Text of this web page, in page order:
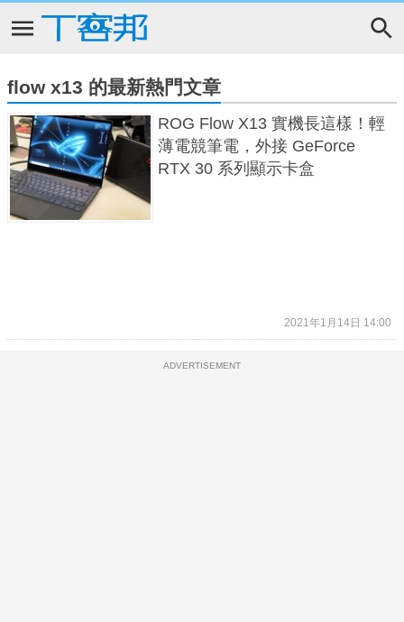
flow x13 的最新熱門文章
ROG Flow X13 實機長這樣！輕
薄電競筆電，外接 GeForce
RTX 30 系列顯示卡盒
2021年1月14日 14:00
ADVERTISEMENT